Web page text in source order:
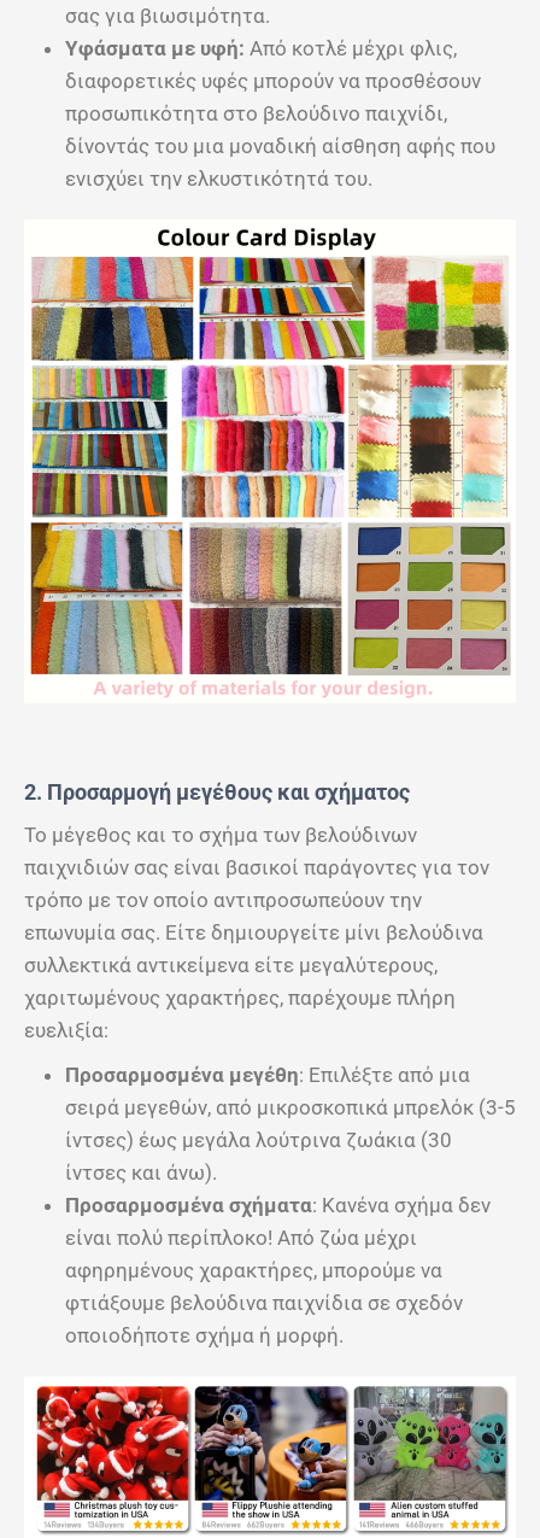
σας για βιωσιμότητα.
Υφάσματα με υφή: Από κοτλέ μέχρι φλις,
διαφορετικές υφές μπορούν να προσθέσουν
προσωπικότητα στο βελούδινο παιχνίδι,
δίνοντάς του μια μοναδική αίσθηση αφής που
ενισχύει την ελκυστικότητά του.
2. Προσαρμογή μεγέθους και σχήματος
Το μέγεθος και το σχήμα των βελούδινων
παιχνιδιών σας είναι βασικοί παράγοντες για τον
τρόπο με τον οποίο αντιπροσωπεύουν την
επωνυμία σας. Είτε δημιουργείτε μίνι βελούδινα
συλλεκτικά αντικείμενα είτε μεγαλύτερους,
χαριτωμένους χαρακτήρες, παρέχουμε πλήρη
ευελιξία:
Προσαρμοσμένα μεγέθη: Επιλέξτε από μια
σειρά μεγεθών, από μικροσκοπικά μπρελόκ (3-5
ίντσες) έως μεγάλα λούτρινα ζωάκια (30
ίντσες και άνω).
Προσαρμοσμένα σχήματα: Κανένα σχήμα δεν
είναι πολύ περίπλοκο! Από ζώα μέχρι
αφηρημένους χαρακτήρες, μπορούμε να
φτιάξουμε βελούδινα παιχνίδια σε σχεδόν
οποιοδήποτε σχήμα ή μορφή.